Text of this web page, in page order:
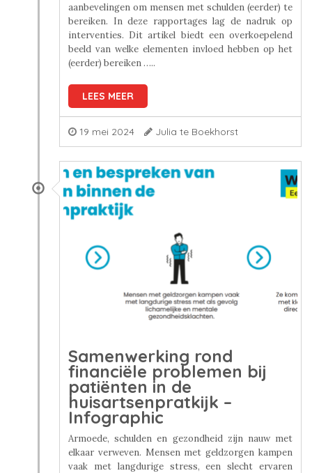
aanbevelingen om mensen met schulden (eerder) te
bereiken. In deze rapportages lag de nadruk op
interventies. Dit artikel biedt een overkoepelend
beeld van welke elementen invloed hebben op het
(eerder) bereiken …..
LEES MEER
19 mei 2024 Julia te Boekhorst
Samenwerking rond
financiële problemen bij
patiënten in de
huisartsenpratkijk –
Infographic
Armoede, schulden en gezondheid zijn nauw met
elkaar verweven. Mensen met geldzorgen kampen
vaak met langdurige stress, een slecht ervaren